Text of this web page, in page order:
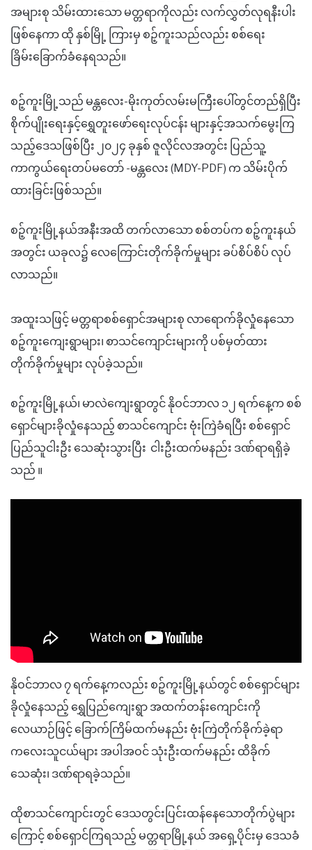
အများစု သိမ်းထားသော မတ္တရာကိုလည်း လက်လွှတ်လုရနီးပါး
ဖြစ်နေကာ ထို နှစ်မြို့ ကြားမှ စဉ့်ကူးသည်လည်း စစ်ရေး
ခြိမ်းခြောက်ခံနေရသည်။
စဉ့်ကူးမြို့သည် မန္တလေး-မိုးကုတ်လမ်းမကြီးပေါ်တွင်တည်ရှိပြီး
စိုက်ပျိုးရေးနှင့်ရွှေတူးဖော်ရေးလုပ်ငန်း များနှင့်အသက်မွေးကြ
သည့်ဒေသဖြစ်ပြီး ၂၀၂၄ ခုနှစ် ဇူလိုင်လအတွင်း ပြည်သူ့
ကာကွယ်ရေးတပ်မတော် -မန္တလေး (MDY-PDF) က သိမ်းပိုက်
ထားခြင်းဖြစ်သည်။
စဉ့်ကူးမြို့နယ်အနီးအထိ တက်လာသော စစ်တပ်က စဉ့်ကူးနယ်
အတွင်း ယခုလ၌ လေကြောင်းတိုက်ခိုက်မှုများ ခပ်စိပ်စိပ် လုပ်
လာသည်။
အထူးသဖြင့် မတ္တရာစစ်ရှောင်အများစု လာရောက်ခိုလှုံနေသော
စဉ့်ကူးကျေးရွာများ၊ စာသင်ကျောင်းများကို ပစ်မှတ်ထား
တိုက်ခိုက်မှုများ လုပ်ခဲ့သည်။
စဉ့်ကူးမြို့နယ်၊ မာလဲကျေးရွာတွင် နိုဝင်ဘာလ ၁၂ ရက်နေ့က စစ်
ရှောင်များခိုလှုံနေသည့် စာသင်ကျောင်း ဗုံးကြဲခံရပြီး စစ်ရှောင်
ပြည်သူငါးဦး သေဆုံးသွားပြီး ငါးဦးထက်မနည်း ဒဏ်ရာရရှိခဲ့
သည် ။
နိုဝင်ဘာလ ၇ ရက်နေ့ကလည်း စဉ့်ကူးမြို့နယ်တွင် စစ်ရှောင်များ
ခိုလှုံနေသည့် ရွှေပြည်ကျေးရွာ အထက်တန်းကျောင်းကို
လေယာဉ်ဖြင့် ခြောက်ကြိမ်ထက်မနည်း ဗုံးကြဲတိုက်ခိုက်ခဲ့ရာ
ကလေးသူငယ်များ အပါအဝင် သုံးဦးထက်မနည်း ထိခိုက်
သေဆုံး၊ ဒဏ်ရာရခဲ့သည်။
ထိုစာသင်ကျောင်းတွင် ဒေသတွင်းပြင်းထန်နေသောတိုက်ပွဲများ
ကြောင့် စစ်ရှောင်ကြရသည့် မတ္တရာမြို့နယ် အရှေ့ပိုင်းမှ ဒေသခံ